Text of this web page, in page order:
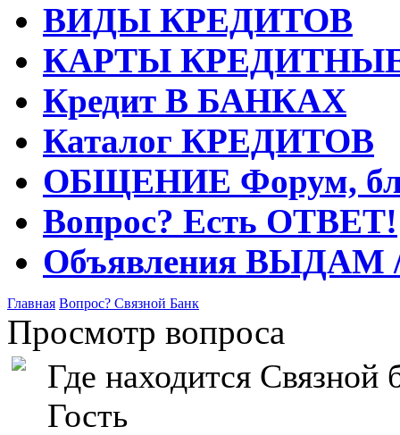
ВИДЫ КРЕДИТОВ
КАРТЫ
Кредит В БАНКАХ
Каталог КРЕДИТОВ
ОБЩЕНИЕ Форум,
Вопрос? Есть ОТВЕТ!
Объявления ВЫДАМ
Главная Вопрос? Связной Банк
Просмотр вопроса
Где находится Связной
Гость